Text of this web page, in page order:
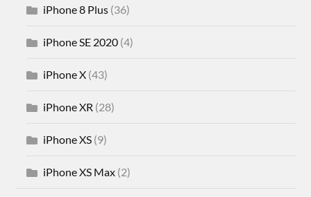
iPhone 8 Plus (36)
iPhone SE 2020 (4)
iPhone X (43)
iPhone XR (28)
iPhone XS (9)
iPhone XS Max (2)